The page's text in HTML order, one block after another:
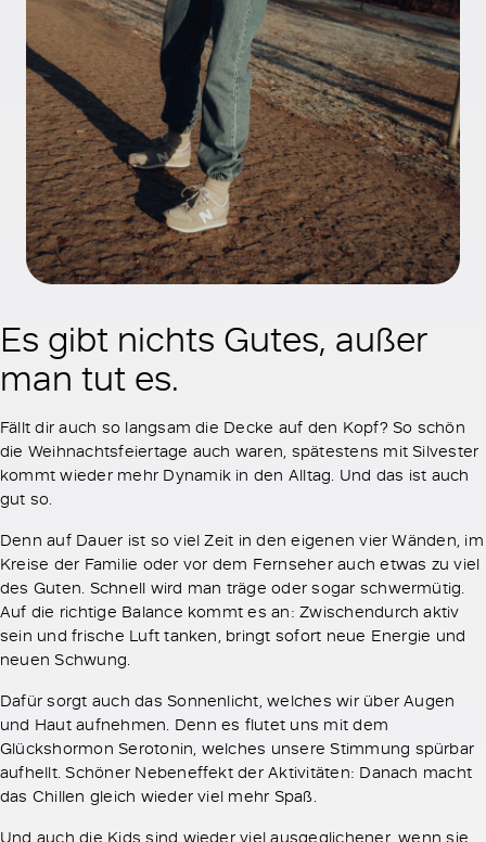
Es gibt nichts Gutes, außer
man tut es.
Fällt dir auch so langsam die Decke auf den Kopf? So schön
die Weihnachtsfeiertage auch waren, spätestens mit Silvester
kommt wieder mehr Dynamik in den Alltag. Und das ist auch
gut so.
Denn auf Dauer ist so viel Zeit in den eigenen vier Wänden, im
Kreise der Familie oder vor dem Fernseher auch etwas zu viel
des Guten. Schnell wird man träge oder sogar schwermütig.
Auf die richtige Balance kommt es an: Zwischendurch aktiv
sein und frische Luft tanken, bringt sofort neue Energie und
neuen Schwung.
Dafür sorgt auch das Sonnenlicht, welches wir über Augen
und Haut aufnehmen. Denn es flutet uns mit dem
Glückshormon Serotonin, welches unsere Stimmung spürbar
aufhellt. Schöner Nebeneffekt der Aktivitäten: Danach macht
das Chillen gleich wieder viel mehr Spaß.
Und auch die Kids sind wieder viel ausgeglichener, wenn sie